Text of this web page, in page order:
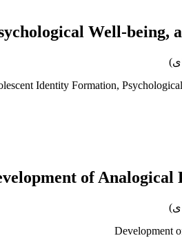
Well-being,
Identity Formation,
of
Development